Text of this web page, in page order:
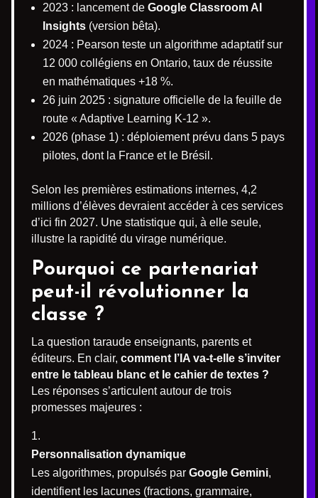
2023 : lancement de Google Classroom AI
Insights (version bêta).
2024 : Pearson teste un algorithme adaptatif sur
12 000 collégiens en Ontario, taux de réussite
en mathématiques +18 %.
26 juin 2025 : signature officielle de la feuille de
route « Adaptive Learning K-12 ».
2026 (phase 1) : déploiement prévu dans 5 pays
pilotes, dont la France et le Brésil.
Selon les premières estimations internes, 4,2
millions d’élèves devraient accéder à ces services
d’ici fin 2027. Une statistique qui, à elle seule,
illustre la rapidité du virage numérique.
Pourquoi ce partenariat
peut-il révolutionner la
classe ?
La question taraude enseignants, parents et
éditeurs. En clair, comment l’IA va-t-elle s’inviter
entre le tableau blanc et le cahier de textes ?
Les réponses s’articulent autour de trois
promesses majeures :
Personnalisation dynamique
Les algorithmes, propulsés par Google Gemini,
identifient les lacunes (fractions, grammaire,